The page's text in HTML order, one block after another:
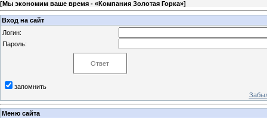
[Мы экономим ваше время - «Компания Золотая Горка»]
Вход на сайт
Логин:
Пароль:
запомнить
Меню сайта